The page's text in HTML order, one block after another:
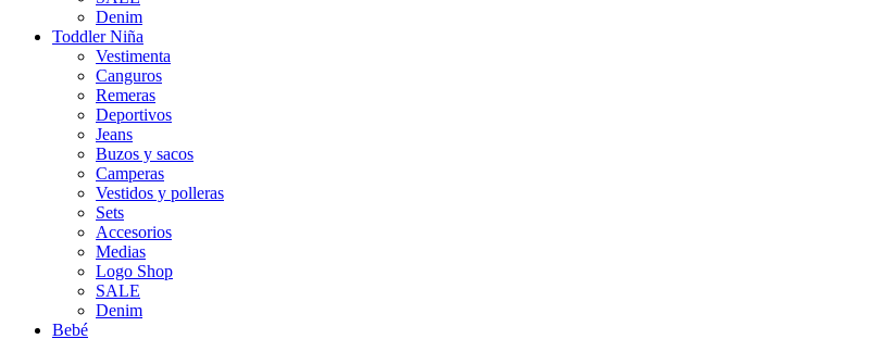
Denim
Toddler Niña
Vestimenta
Canguros
Remeras
Deportivos
Jeans
Buzos y sacos
Camperas
Vestidos y polleras
Sets
Accesorios
Medias
Logo Shop
SALE
Denim
Bebé